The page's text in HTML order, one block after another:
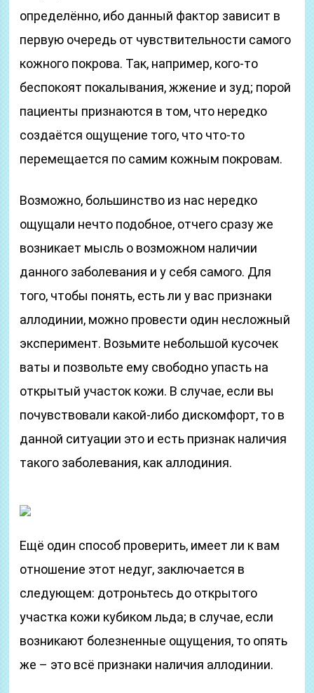
определённо, ибо данный фактор зависит в
первую очередь от чувствительности самого
кожного покрова. Так, например, кого-то
беспокоят покалывания, жжение и зуд; порой
пациенты признаются в том, что нередко
создаётся ощущение того, что что-то
перемещается по самим кожным покровам.
Возможно, большинство из нас нередко
ощущали нечто подобное, отчего сразу же
возникает мысль о возможном наличии
данного заболевания и у себя самого. Для
того, чтобы понять, есть ли у вас признаки
аллодинии, можно провести один несложный
эксперимент. Возьмите небольшой кусочек
ваты и позвольте ему свободно упасть на
открытый участок кожи. В случае, если вы
почувствовали какой-либо дискомфорт, то в
данной ситуации это и есть признак наличия
такого заболевания, как аллодиния.
Ещё один способ проверить, имеет ли к вам
отношение этот недуг, заключается в
следующем: дотроньтесь до открытого
участка кожи кубиком льда; в случае, если
возникают болезненные ощущения, то опять
же – это всё признаки наличия аллодинии.